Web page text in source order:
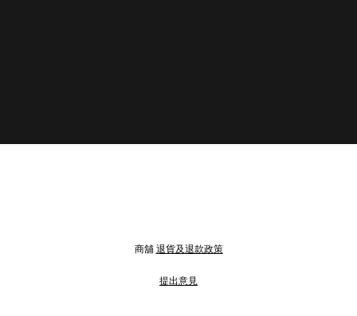
商舖退貨及退款政策
提出意見